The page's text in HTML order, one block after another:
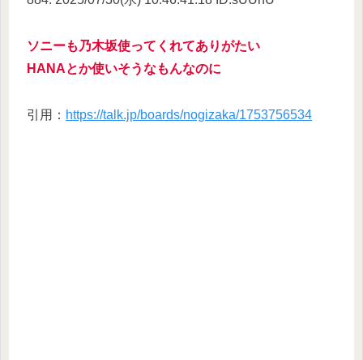
ソニーも乃木坂使ってくれてありがたい
HANAとか使いそうなもんなのに
引用： https://talk.jp/boards/nogizaka/1753756534